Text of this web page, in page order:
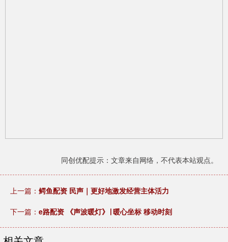
同创优配提示：文章来自网络，不代表本站观点。
上一篇： 鳄鱼配资 民声｜更好地激发经营主体活力
下一篇： e路配资 《声波暖灯》∣ 暖心坐标 移动时刻